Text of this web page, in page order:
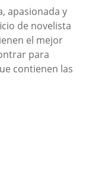
apasionada y
de novelista
el mejor
para
contienen las